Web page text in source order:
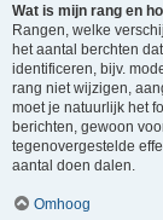
Wat is mijn rang en
Rangen, welke
het aantal berchten
identificeren, bijv.
rang niet wijzigen,
moet je natuurlijk het
berichten, gewoon
tegenovergestelde
aantal doen dalen.
Omhoog